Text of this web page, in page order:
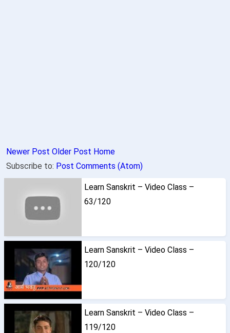
Newer Post Older Post Home
Subscribe to: Post Comments (Atom)
Learn Sanskrit – Video Class –
63/120
Learn Sanskrit – Video Class –
120/120
Learn Sanskrit – Video Class –
119/120